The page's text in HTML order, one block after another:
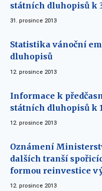
státních dluhopisů k
31. prosince 2013
Statistika vánoční
dluhopisů
12. prosince 2013
Informace k
státních dluhopisů k
12. prosince 2013
Oznámení
dalších tranší
formou reinvestice
12. prosince 2013